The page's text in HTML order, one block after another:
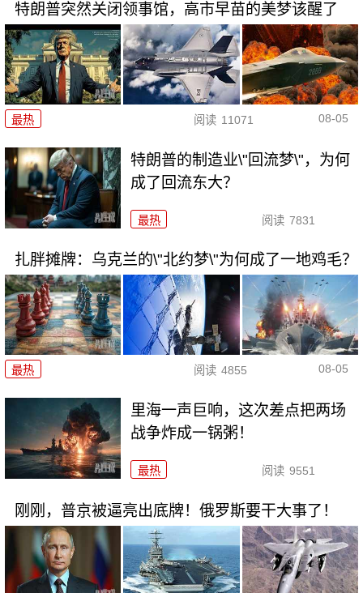
特朗普突然关闭领事馆，高市早苗的美梦该醒了
最热 阅读 11071 08-05
特朗普的制造业\"回流梦\"，为何
成了回流东大？
最热 阅读 7831
扎胖摊牌：乌克兰的\"北约梦\"为何成了一地鸡毛？
最热 阅读 4855 08-05
里海一声巨响，这次差点把两场
战争炸成一锅粥！
最热 阅读 9551
刚刚，普京被逼亮出底牌！俄罗斯要干大事了！